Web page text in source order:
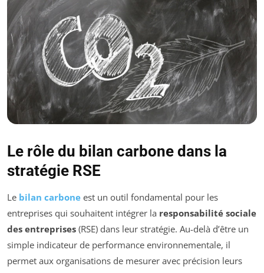
Le rôle du bilan carbone dans la
stratégie RSE
Le bilan carbone est un outil fondamental pour les
entreprises qui souhaitent intégrer la responsabilité sociale
des entreprises (RSE) dans leur stratégie. Au-delà d’être un
simple indicateur de performance environnementale, il
permet aux organisations de mesurer avec précision leurs